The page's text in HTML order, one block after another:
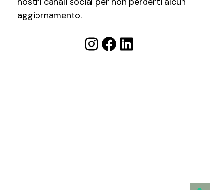
aggiornamento.
Instagram
Facebook
LinkedIn